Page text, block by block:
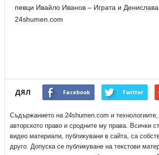
певци Ивайло Иванов – Играта и
24shumen.com
ДЯЛ Facebook Twitter
Съдържанието на 24shumen.com и
авторското право и сродните му права. Всички
видео материали, публикувани в сайта, са
друго. Допуска се публикуване на текстови